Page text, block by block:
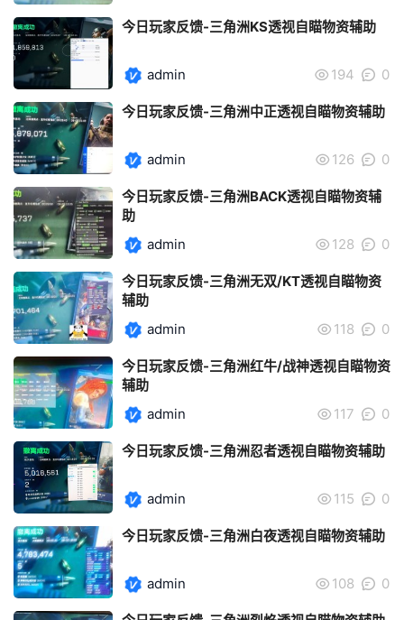
今日玩家反馈-三角洲KS透视自瞄物资辅助
admin 194 0
今日玩家反馈-三角洲中正透视自瞄物资辅助
admin 126 0
今日玩家反馈-三角洲BACK透视自瞄物资辅
助
admin
128 0
今日玩家反馈-三角洲无双/KT透视自瞄物资
辅助
admin
118 0
今日玩家反馈-三角洲红牛/战神透视自瞄物资
辅助
admin
117 0
今日玩家反馈-三角洲忍者透视自瞄物资辅助
admin 115 0
今日玩家反馈-三角洲白夜透视自瞄物资辅助
admin 108 0